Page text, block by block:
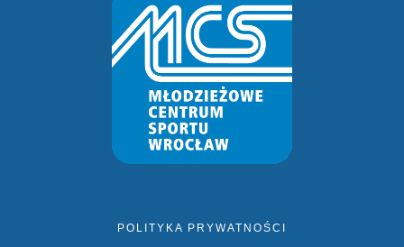
POLITYKA PRYWATNOŚCI